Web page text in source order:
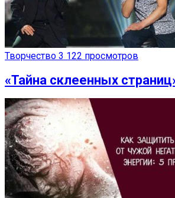
Творчество 3 122 просмотров
«Тайна склеенных